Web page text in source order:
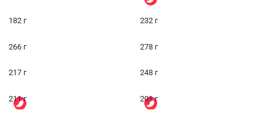
182 г 232 г
266 г 278 г
217 г 248 г
211 г 201 г